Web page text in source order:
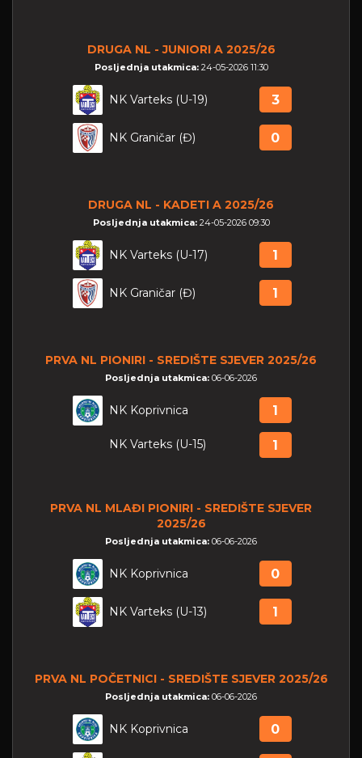
DRUGA NL - JUNIORI A 2025/26
Posljednja utakmica: 24-05-2026 11:30
NK Varteks (U-19) 3
NK Graničar (Đ) 0
DRUGA NL - KADETI A 2025/26
Posljednja utakmica: 24-05-2026 09:30
NK Varteks (U-17) 1
NK Graničar (Đ) 1
PRVA NL PIONIRI - SREDIŠTE SJEVER 2025/26
Posljednja utakmica: 06-06-2026
NK Koprivnica 1
NK Varteks (U-15) 1
PRVA NL MLAĐI PIONIRI - SREDIŠTE SJEVER
2025/26
Posljednja utakmica: 06-06-2026
NK Koprivnica 0
NK Varteks (U-13) 1
PRVA NL POČETNICI - SREDIŠTE SJEVER 2025/26
Posljednja utakmica: 06-06-2026
NK Koprivnica 0